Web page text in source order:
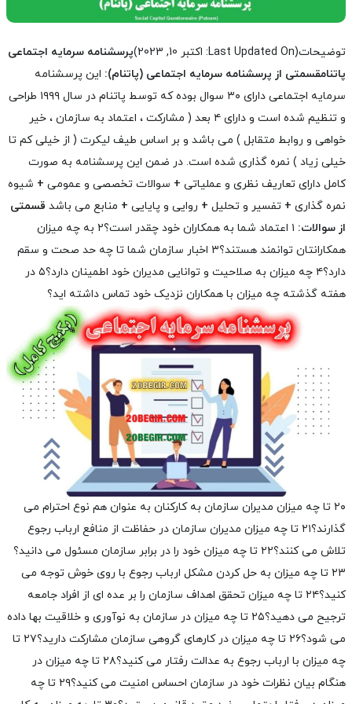
توضیحات(Last Updated On: اکتبر 10, 2023)
پرسشنامه سرمایه اجتماعی
پاتنامقسمتی از پرسشنامه سرمایه اجتماعی (پاتنام): این پرسشنامه
سرمایه اجتماعی دارای ۳۰ سوال بوده که توسط پاتنام در سال ۱۹۹۹ طراحی
و تنظیم شده است و دارای ۴ بعد ( مشارکت ، اعتماد به سازمان ، خیر
خواهی و روابط متقابل ) می باشد و بر اساس طیف لیکرت ( از خیلی کم تا
خیلی زیاد ) نمره گذاری شده است. در ضمن این پرسشنامه به صورت
کامل دارای تعاریف نظری و عملیاتی + سوالات تخصصی و عمومی + شیوه
نمره گذاری + تفسیر و تحلیل + روایی و پایایی + منابع می باشد قسمتی
از سوالات: ۱ اعتماد شما به همکاران خود چقدر است؟
۲ به چه میزان
همکارانتان توانمند هستند؟
۳ اخبار سازمان شما تا چه حد صحت و سقم
دارد؟۴ چه میزان به صلاحیت و توانایی مدیران خود اطمینان دارد؟
۵ در
هفته گذشته چه میزان با همکاران نزدیک خود تماس داشته اید؟
۲۰ تا چه میزان مدیران سازمان به کارکنان به عنوان هم نوع احترام می
گذارند؟
۲۱ تا چه میزان مدیران سازمان در حفاظت از منافع ارباب رجوع
تلاش می کنند؟۲۲ تا چه میزان خود را در برابر سازمان مسئول می دانید؟
۲۳ تا چه میزان به حل کردن مشکل ارباب رجوع با روی خوش توجه می
کنید؟
۲۴ تا چه میزان تحقق اهداف سازمان را بر عده ای از افراد جامعه
ترجیح می دهید؟
۲۵ تا چه میزان در سازمان به نوآوری و خلاقیت بها داده
می شود؟۲۶ تا چه میزان در کارهای گروهی سازمان مشارکت دارید؟
۲۷ تا
چه میزان با ارباب رجوع به عدالت رفتار می کنید؟
۲۸ تا چه میزان در
هنگام بیان نظرات خود در سازمان احساس امنیت می کنید؟
۲۹ تا چه